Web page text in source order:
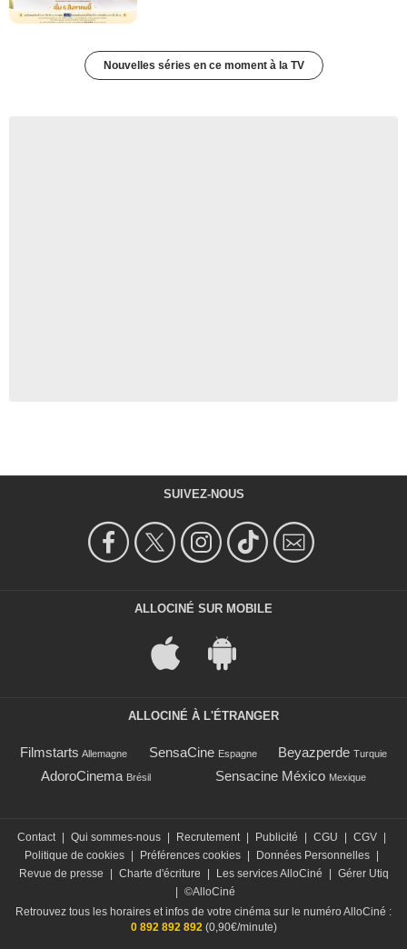
Nouvelles séries en ce moment à la TV
SUIVEZ-NOUS
ALLOCINÉ SUR MOBILE
ALLOCINÉ À L'ÉTRANGER
Filmstarts Allemagne SensaCine Espagne Beyazperde Turquie
AdoroCinema Brésil Sensacine México Mexique
Contact | Qui sommes-nous | Recrutement | Publicité | CGU | CGV |
Politique de cookies | Préférences cookies | Données Personnelles |
Revue de presse
| Charte d'écriture | Les services AlloCiné | Gérer Utiq
| ©AlloCiné
Retrouvez tous les horaires et infos de votre cinéma sur le numéro AlloCiné :
0 892 892 892(0,90€/minute)